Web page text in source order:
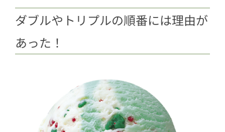
ダブルやトリプルの順番には理由が
あった！